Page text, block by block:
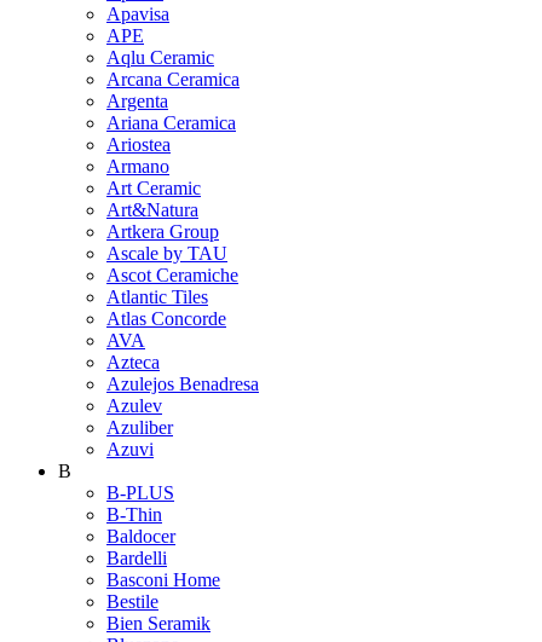
Apavisa
APE
Aqlu Ceramic
Arcana Ceramica
Argenta
Ariana Ceramica
Ariostea
Armano
Art Ceramic
Art&Natura
Artkera Group
Ascale by TAU
Ascot Ceramiche
Atlantic Tiles
Atlas Concorde
AVA
Azteca
Azulejos Benadresa
Azulev
Azuliber
Azuvi
B
B-PLUS
B-Thin
Baldocer
Bardelli
Basconi Home
Bestile
Bien Seramik